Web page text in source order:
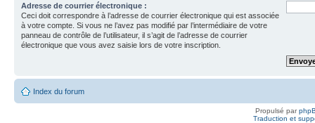
Adresse de courrier électronique :
Ceci doit correspondre à l’adresse de courrier électronique qui est associée
à votre compte. Si vous ne l’avez pas modifié par l’intermédiaire de votre
panneau de contrôle de l’utilisateur, il s’agit de l’adresse de courrier
électronique que vous avez saisie lors de votre inscription.
Index du forum
Propulsé par
Traduction et